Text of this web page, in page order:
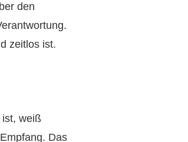
den
zeitlos ist.
ist, weiß
Das